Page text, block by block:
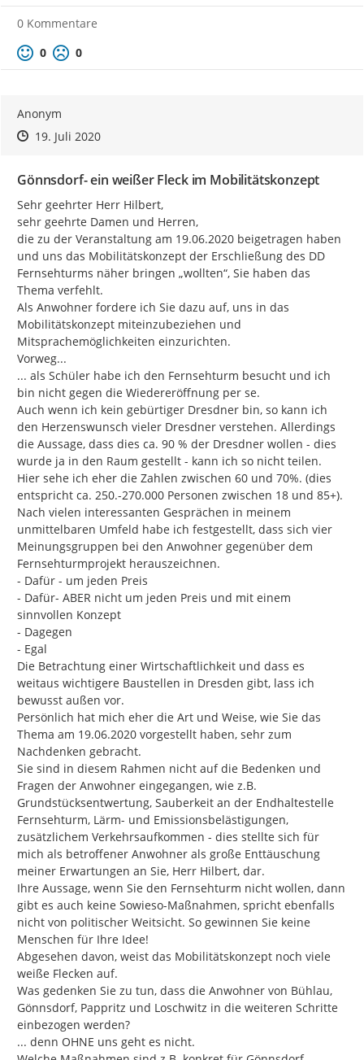
0 Kommentare
Positive Bewertung
0 Negative Bewertung
0
Anonym
Zeitpunkt des Erstellens
Zeitpunkt des Erstellens
19. Juli 2020Zur Äußerung
Gönnsdorf- ein weißer Fleck im Mobilitätskonzept
Sehr geehrter Herr Hilbert,
sehr geehrte Damen und Herren,
die zu der Veranstaltung am 19.06.2020 beigetragen haben
und uns das Mobilitätskonzept der Erschließung des DD
Fernsehturms näher bringen „wollten“, Sie haben das
Thema verfehlt.
Als Anwohner fordere ich Sie dazu auf, uns in das
Mobilitätskonzept miteinzubeziehen und
Mitsprachemöglichkeiten einzurichten.
Vorweg...
... als Schüler habe ich den Fernsehturm besucht und ich
bin nicht gegen die Wiedereröffnung per se.
Auch wenn ich kein gebürtiger Dresdner bin, so kann ich
den Herzenswunsch vieler Dresdner verstehen. Allerdings
die Aussage, dass dies ca. 90 % der Dresdner wollen - dies
wurde ja in den Raum gestellt - kann ich so nicht teilen.
Hier sehe ich eher die Zahlen zwischen 60 und 70%. (dies
entspricht ca. 250.-270.000 Personen zwischen 18 und 85+).
Nach vielen interessanten Gesprächen in meinem
unmittelbaren Umfeld habe ich festgestellt, dass sich vier
Meinungsgruppen bei den Anwohner gegenüber dem
Fernsehturmprojekt herauszeichnen.
- Dafür - um jeden Preis
- Dafür- ABER nicht um jeden Preis und mit einem
sinnvollen Konzept
- Dagegen
- Egal
Die Betrachtung einer Wirtschaftlichkeit und dass es
weitaus wichtigere Baustellen in Dresden gibt, lass ich
bewusst außen vor.
Persönlich hat mich eher die Art und Weise, wie Sie das
Thema am 19.06.2020 vorgestellt haben, sehr zum
Nachdenken gebracht.
Sie sind in diesem Rahmen nicht auf die Bedenken und
Fragen der Anwohner eingegangen, wie z.B.
Grundstücksentwertung, Sauberkeit an der Endhaltestelle
Fernsehturm, Lärm- und Emissionsbelästigungen,
zusätzlichem Verkehrsaufkommen - dies stellte sich für
mich als betroffener Anwohner als große Enttäuschung
meiner Erwartungen an Sie, Herr Hilbert, dar.
Ihre Aussage, wenn Sie den Fernsehturm nicht wollen, dann
gibt es auch keine Sowieso-Maßnahmen, spricht ebenfalls
nicht von politischer Weitsicht. So gewinnen Sie keine
Menschen für Ihre Idee!
Abgesehen davon, weist das Mobilitätskonzept noch viele
weiße Flecken auf.
Was gedenken Sie zu tun, dass die Anwohner von Bühlau,
Gönnsdorf, Pappritz und Loschwitz in die weiteren Schritte
einbezogen werden?
... denn OHNE uns geht es nicht.